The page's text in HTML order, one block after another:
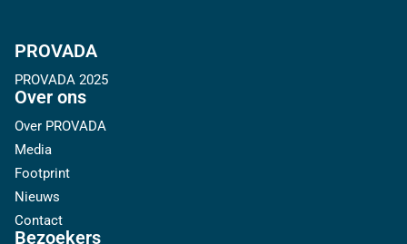
PROVADA
PROVADA 2025
Over ons
Over PROVADA
Media
Footprint
Nieuws
Contact
Bezoekers